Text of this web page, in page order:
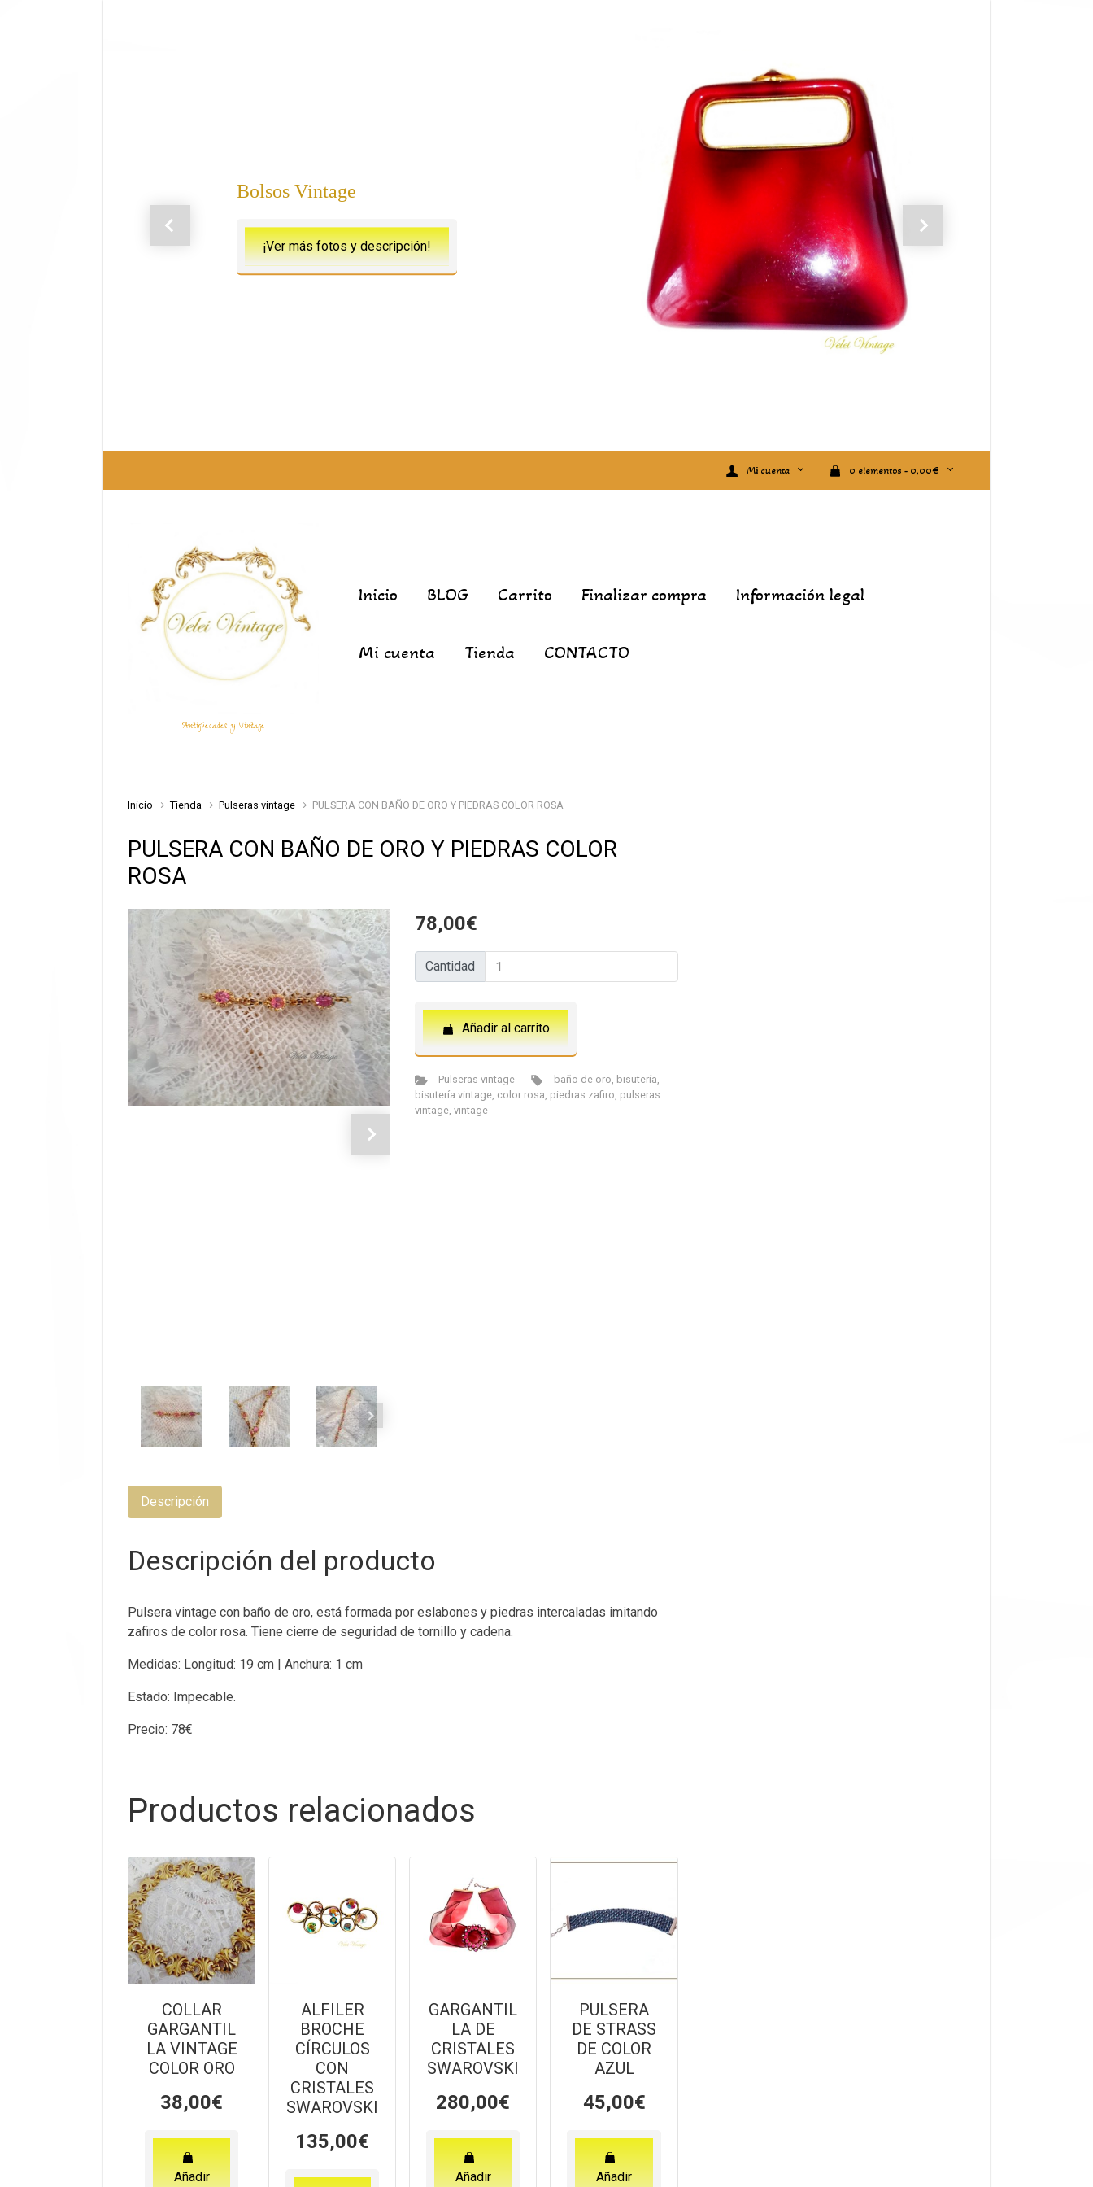
Bolsos Vintage
¡Ver más fotos y descripción!
Anterior Siguiente
Mi cuenta 0 elementos - 0,00€
Antigüedades y Vintage
Inicio BLOG Carrito Finalizar compra Información legal
Mi cuenta Tienda CONTACTO
Inicio Tienda Pulseras vintage PULSERA CON BAÑO DE ORO Y PIEDRAS COLOR ROSA
PULSERA CON BAÑO DE ORO Y PIEDRAS COLOR
ROSA
Siguiente
78,00€
Cantidad
Cantidad
Añadir al carrito
Pulseras vintage baño de oro, bisutería,
bisutería vintage, color rosa, piedras zafiro, pulseras
vintage,vintage
Descripción
Descripción del producto
Pulsera vintage con baño de oro, está formada por eslabones y piedras intercaladas imitando
zafiros de color rosa. Tiene cierre de seguridad de tornillo y cadena.
Medidas: Longitud: 19 cm | Anchura: 1 cm
Estado: Impecable.
Precio: 78€
Productos relacionados
COLLAR
GARGANTIL
LA VINTAGE
COLOR ORO
38,00€
Añadir
ALFILER
BROCHE
CÍRCULOS
CON
CRISTALES
SWAROVSKI
135,00€
GARGANTIL
LA DE
CRISTALES
SWAROVSKI
280,00€
Añadir
PULSERA
DE STRASS
DE COLOR
AZUL
45,00€
Añadir